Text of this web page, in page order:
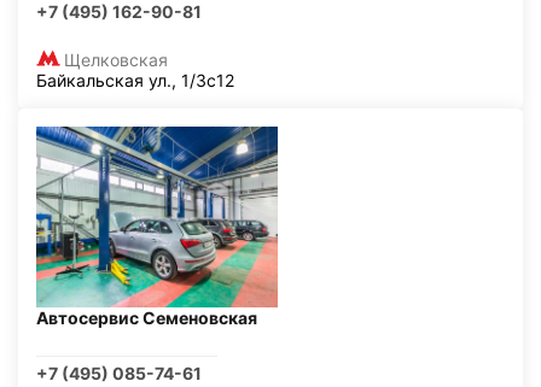
+7 (495) 162-90-81
Щелковская
Байкальская ул., 1/3с12
Автосервис Семеновская
+7 (495) 085-74-61